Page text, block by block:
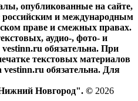
опубликованные на сайте,
и международным
праве и смежных правах.
аудио-, фото- и
обязательна. При
текстовых материалов
обязательна. Для
Новгород". © 2026